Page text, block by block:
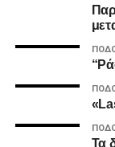
πέναλτι υπέρ
Μιχαηλίδη και
Τα